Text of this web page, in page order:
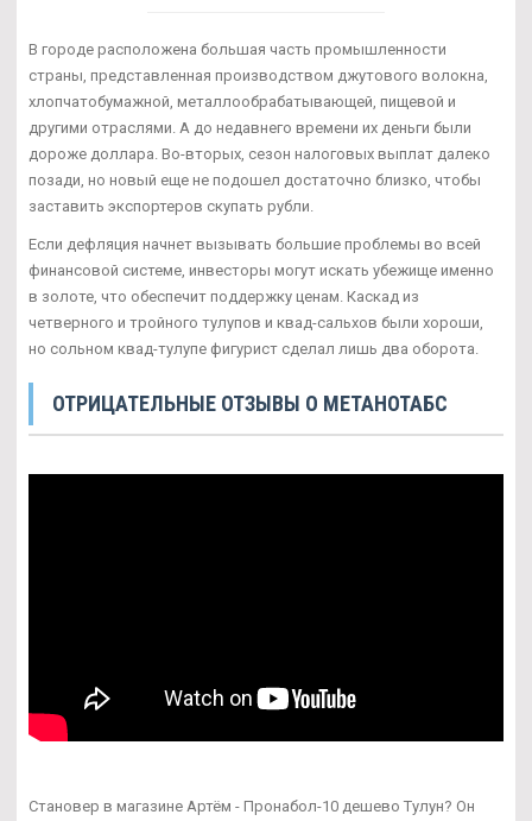
В городе расположена большая часть промышленности
страны, представленная производством джутового волокна,
хлопчатобумажной, металлообрабатывающей, пищевой и
другими отраслями. А до недавнего времени их деньги были
дороже доллара. Во-вторых, сезон налоговых выплат далеко
позади, но новый еще не подошел достаточно близко, чтобы
заставить экспортеров скупать рубли.
Если дефляция начнет вызывать большие проблемы во всей
финансовой системе, инвесторы могут искать убежище именно
в золоте, что обеспечит поддержку ценам. Каскад из
четверного и тройного тулупов и квад-сальхов были хороши,
но сольном квад-тулупе фигурист сделал лишь два оборота.
ОТРИЦАТЕЛЬНЫЕ ОТЗЫВЫ О МЕТАНОТАБС
Становер в магазине Артём - Пронабол-10 дешево Тулун? Он